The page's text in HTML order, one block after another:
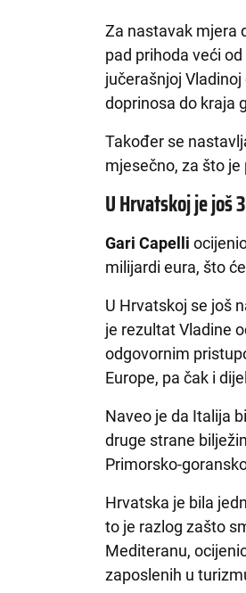
Za nastavak mjera
pad prihoda veći
jučerašnjoj
doprinosa do kraja
Također se
mjesečno, za što
U Hrvatskoj je još
Gari Capelli
milijardi eura, što
U Hrvatskoj se još
je rezultat Vladine
odgovornim
Europe, pa čak i
Naveo je da Italija
druge strane
Primorsko-
Hrvatska je bila
to je razlog zašto
Mediteranu,
zaposlenih u